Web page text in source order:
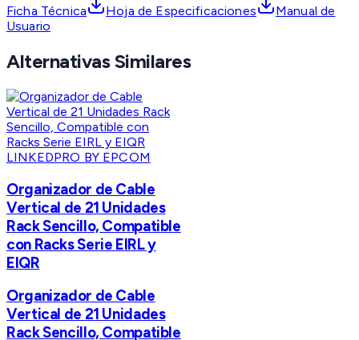
Ficha Técnica Hoja de Especificaciones
Manual de
Usuario
Alternativas Similares
LINKEDPRO BY EPCOM
Organizador de Cable
Vertical de 21 Unidades
Rack Sencillo, Compatible
con Racks Serie EIRL y
EIQR
Organizador de Cable
Vertical de 21 Unidades
Rack Sencillo, Compatible